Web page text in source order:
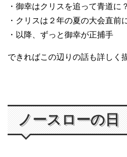
・御幸はクリスを追って青道に？
・クリスは２年の夏の大会直前
・以降、ずっと御幸が正捕手
できればこの辺りの話も詳しく
ノースローの日